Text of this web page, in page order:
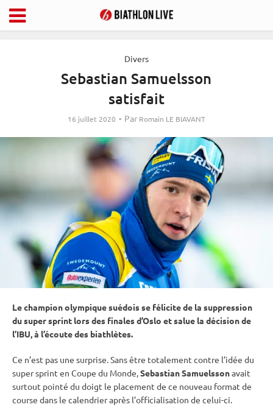
Divers
Sebastian Samuelsson
satisfait
16 juillet 2020 Par Romain LE BIAVANT
Le champion olympique suédois se félicite de la suppression
dusupersprint lors des finales d’Oslo et salue la décision de
l’IBU, à l’écoute des biathlètes.
Ce n’est pas une surprise. Sans être totalement contre l’idée du
supersprint en Coupe du Monde,Sebastian Samuelssonavait
surtout pointé du doigt le placement de ce nouveau format de
course dans le calendrier après l’officialisation de celui-ci.